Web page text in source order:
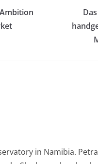
in Namibia.